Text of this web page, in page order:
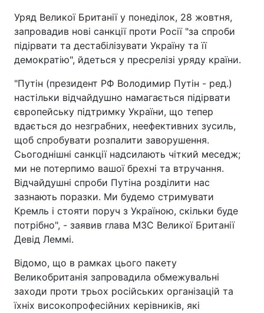
Уряд Великої Британії у понеділок, 28 жовтня,
запровадив нові санкції проти Росії "за спроби
підірвати та дестабілізувати Україну та її
демократію", йдеться у пресрелізі уряду країни.
"Путін (президент РФ Володимир Путін - ред.)
настільки відчайдушно намагається підірвати
європейську підтримку України, що тепер
вдається до незграбних, неефективних зусиль,
щоб спробувати розпалити заворушення.
Сьогоднішні санкції надсилають чіткий меседж;
ми не потерпимо вашої брехні та втручання.
Відчайдушні спроби Путіна розділити нас
зазнають поразки. Ми будемо стримувати
Кремль і стояти поруч з Україною, скільки буде
потрібно", - заявив глава МЗС Великої Британії
Девід Леммі.
Відомо, що в рамках цього пакету
Великобританія запровадила обмежувальні
заходи проти трьох російських організацій та
їхніх високопрофесійних керівників, які